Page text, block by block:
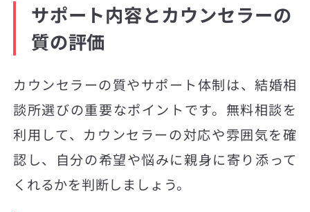
サポート内容とカウンセラーの
質の評価
カウンセラーの質やサポート体制は、結婚相
談所選びの重要なポイントです。無料相談を
利用して、カウンセラーの対応や雰囲気を確
認し、自分の希望や悩みに親身に寄り添って
くれるかを判断しましょう。